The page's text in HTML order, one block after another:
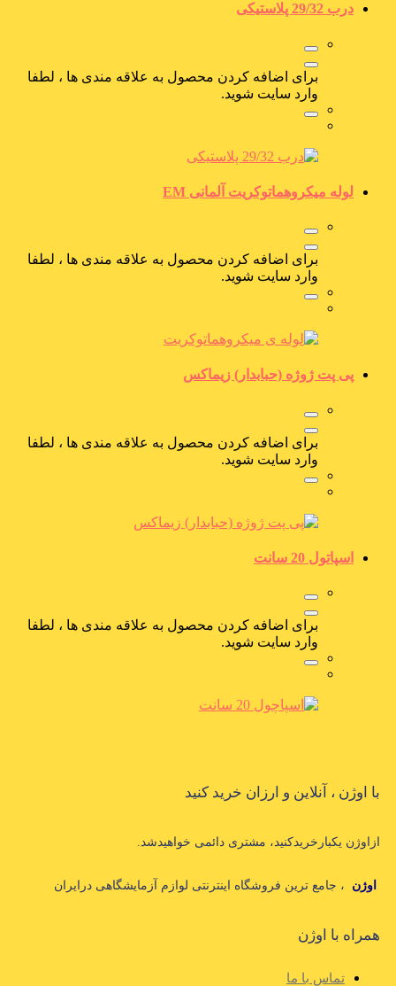
درب 29/32 پلاستیکی
برای اضافه کردن محصول به علاقه مندی ها ، لطفا
وارد سایت شوید.
لوله میکروهماتوکریت آلمانی EM
برای اضافه کردن محصول به علاقه مندی ها ، لطفا
وارد سایت شوید.
پی پت ژوژه (حبابدار) زیماکس
برای اضافه کردن محصول به علاقه مندی ها ، لطفا
وارد سایت شوید.
اسپاتول 20 سانت
برای اضافه کردن محصول به علاقه مندی ها ، لطفا
وارد سایت شوید.
با اوژن ، آنلاین و ارزان خرید کنید
ازاوژن یکبارخریدکنید، مشتری دائمی خواهیدشد.
اوژن ، جامع ترین فروشگاه اینترنتی لوازم آزمایشگاهی درایران
همراه با اوژن
تماس با ما